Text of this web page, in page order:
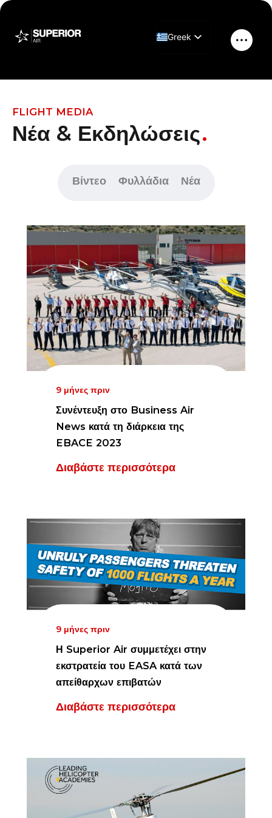
Μετάβαση
περιεχόμενο
Greek
Κύριο
μενού
FLIGHT MEDIA
Νέα & Εκδηλώσεις
Βίντεο Φυλλάδια Νέα
9 μήνες πριν
Συνέντευξη στο Business Air
News κατά τη διάρκεια της
EBACE 2023
Διαβάστε περισσότερα
9 μήνες πριν
Η Superior Air συμμετέχει στην
εκστρατεία του EASA κατά των
απείθαρχων επιβατών
Διαβάστε περισσότερα